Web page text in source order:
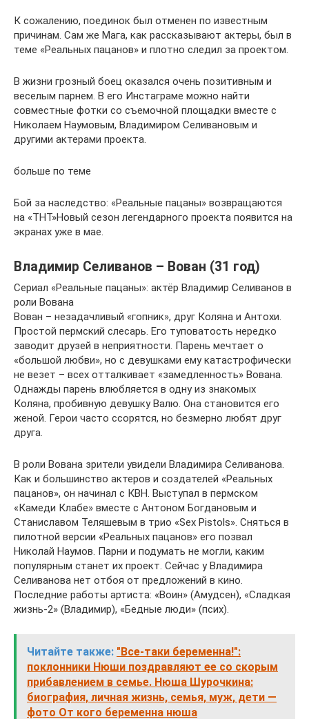
К сожалению, поединок был отменен по известным
причинам. Сам же Мага, как рассказывают актеры, был в
теме «Реальных пацанов» и плотно следил за проектом.
В жизни грозный боец оказался очень позитивным и
веселым парнем. В его Инстаграме можно найти
совместные фотки со съемочной площадки вместе с
Николаем Наумовым, Владимиром Селивановым и
другими актерами проекта.
больше по теме
Бой за наследство: «Реальные пацаны» возвращаются
на «ТНТ»Новый сезон легендарного проекта появится на
экранах уже в мае.
Владимир Селиванов – Вован (31 год)
Сериал «Реальные пацаны»: актёр Владимир Селиванов в
роли Вована
Вован – незадачливый «гопник», друг Коляна и Антохи.
Простой пермский слесарь. Его туповатость нередко
заводит друзей в неприятности. Парень мечтает о
«большой любви», но с девушками ему катастрофически
не везет – всех отталкивает «замедленность» Вована.
Однажды парень влюбляется в одну из знакомых
Коляна, пробивную девушку Валю. Она становится его
женой. Герои часто ссорятся, но безмерно любят друг
друга.
В роли Вована зрители увидели Владимира Селиванова.
Как и большинство актеров и создателей «Реальных
пацанов», он начинал с КВН. Выступал в пермском
«Камеди Клабе» вместе с Антоном Богдановым и
Станиславом Теляшевым в трио «Sex Pistols». Сняться в
пилотной версии «Реальных пацанов» его позвал
Николай Наумов. Парни и подумать не могли, каким
популярным станет их проект. Сейчас у Владимира
Селиванова нет отбоя от предложений в кино.
Последние работы артиста: «Воин» (Амудсен), «Сладкая
жизнь-2» (Владимир), «Бедные люди» (псих).
Читайте также: "Все-таки беременна!":
поклонники Нюши поздравляют ее со скорым
прибавлением в семье. Нюша Шурочкина:
биография, личная жизнь, семья, муж, дети —
фото От кого беременна нюша